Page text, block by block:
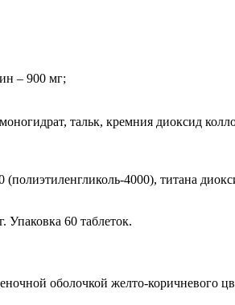
– 900 мг;
тальк, кремния диоксид
4000), титана
60 таблеток.
оболочкой желто-коричневого